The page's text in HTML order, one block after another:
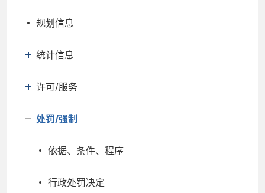
规划信息
统计信息
许可/服务
处罚/强制
依据、条件、程序
行政处罚决定